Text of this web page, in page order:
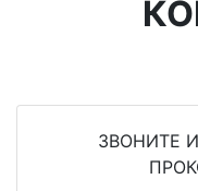
ЗВОНИТЕ